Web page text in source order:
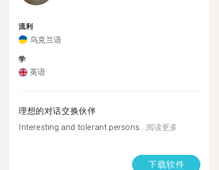
流利
乌克兰语
学
英语
理想的对话交换伙伴
Interesting and tolerant persons...阅读更多
下载软件